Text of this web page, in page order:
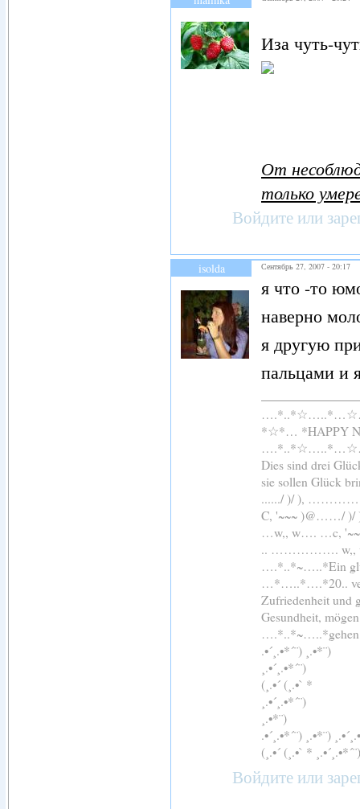
Иза чуть-
От
только
Войдите или
isolda Сентябрь 27, 2007 - 20:17
я что -то
наверно
я другую
пальцами и
*☆*… *HAPPY
Dies sind drei
sie sollen Glück
....../ )/ ),
C, '~~~ )@……/
…w,, w…. …c,
.. …………….
….*..*~…..*Ein
…*…..*….*20..
Zufriedenheit
Gesundheit,
.•´¸.•*´¨) ¸.•*¨)
¸.•´¸.•*´¨)
(¸.•´ (¸.•` *
¸.•´¸.•*´¨)
¸.•*¨)
.•´¸.•*´¨) ¸.•*¨)
(¸.•´ (¸.•` *
Войдите или